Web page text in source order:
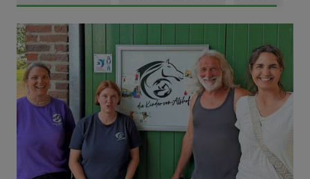
Vorbildlicher Einsatz für den Artenschutz gewürdigt